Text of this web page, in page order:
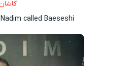
called Baeseshi